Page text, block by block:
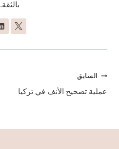
بالثقة.
تصفّح
المقالات
السابق
عملية تصحيح الأنف في تركيا